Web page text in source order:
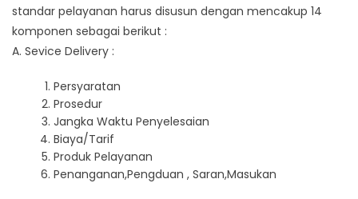
standar pelayanan harus disusun dengan mencakup 14
komponen sebagai berikut :
A. Sevice Delivery :
Persyaratan
Prosedur
Jangka Waktu Penyelesaian
Biaya/Tarif
Produk Pelayanan
Penanganan,Pengduan , Saran,Masukan